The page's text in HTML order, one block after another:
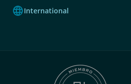
languageInternational